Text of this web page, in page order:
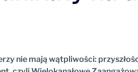
nie mają wątpliwości: